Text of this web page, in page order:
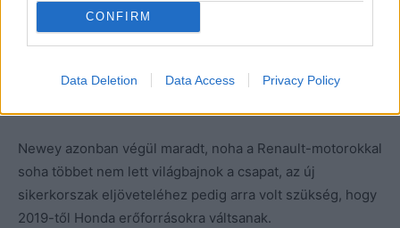
CONFIRM
Data Deletion Data Access Privacy Policy
helyezni rá, hogy emelje meg a költségvetést. Ghosn
válasza az volt, hogy »Nos, engem nem érdekel a Forma-
azt mondják, hogy részt kell vennem.« Annyira
Newey azonban végül maradt, noha a Renault-motorokkal
soha többet nem lett világbajnok a csapat, az új
sikerkorszak eljöveteléhez pedig arra volt szükség, hogy
2019-től Honda erőforrásokra váltsanak.